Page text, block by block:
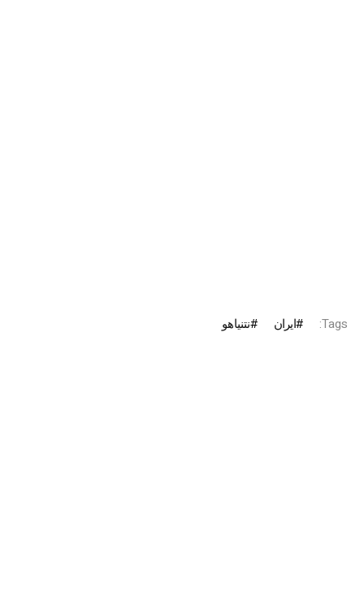
Tags: ايران نتنياهو